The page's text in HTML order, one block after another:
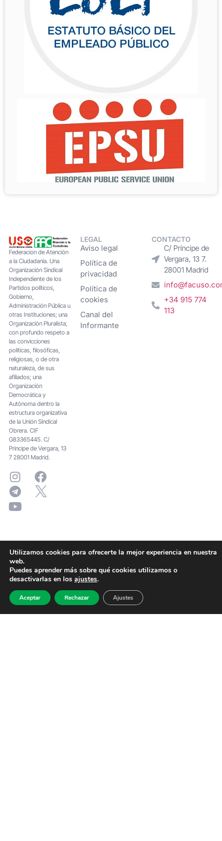
Federacion de Atención
a la Ciudadanía. Una
Organización Sindical
Independiente de los
Partidos políticos,
Gobierno,
Administración Pública u
otras Instituciones; una
Organización Pluralista,
con profundo respeto a
las convicciones
políticas, filosóficas,
religiosas, o de otra
naturaleza, de sus
afiliados; una
Organización
Democrática y
Autónoma dentro la
estructura organizativa
de la Unión Sindical
Obrera. CIF
G83365445. C/
Principe de Vergara, 13
7 28001 Madrid.
LEGAL
Aviso legal
Política de
privacidad
Política de
cookies
Canal del
Informante
CONTACTO
C/ Príncipe de
Vergara, 13 7.
28001 Madrid
+34 915 774
113
Utilizamos cookies para ofrecerte la mejor experiencia en nuestra
web.
Puedes aprender más sobre qué cookies utilizamos o
desactivarlas en los ajustes.
Aceptar Rechazar Ajustes